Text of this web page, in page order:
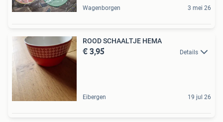
Wagenborgen 3 mei 26
ROOD SCHAALTJE HEMA
€ 3,95 Details
Eibergen 19 jul 26